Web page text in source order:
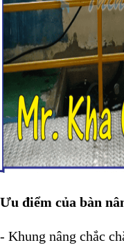
Ưu điểm của bàn
- Khung nâng chắc